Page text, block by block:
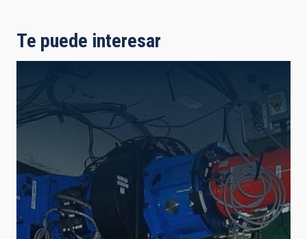
Te puede interesar